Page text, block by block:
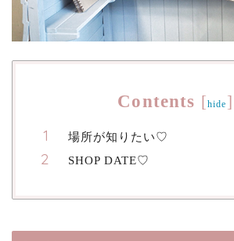
Contents [hide ]
場所が知りたい♡
SHOP DATE♡